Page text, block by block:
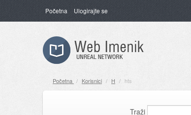
Početna Ulogirajte se
Početna / Korisnici / H / hts
Traži